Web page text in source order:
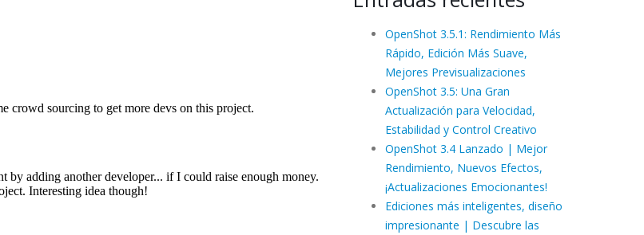
OpenShot 3.5.1: Rendimiento Más
Rápido, Edición Más Suave,
Mejores Previsualizaciones
OpenShot 3.5: Una Gran
Actualización para Velocidad,
Estabilidad y Control Creativo
OpenShot 3.4 Lanzado | Mejor
Rendimiento, Nuevos Efectos,
¡Actualizaciones Emocionantes!
Ediciones más inteligentes, diseño
impresionante | Descubre las